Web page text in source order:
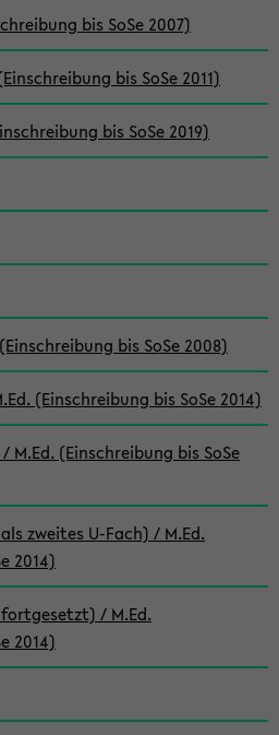
bis SoSe 2007)
bis SoSe 2011)
bis SoSe 2019)
bis SoSe 2008)
(Einschreibung bis SoSe 2014)
M.Ed. (Einschreibung bis SoSe
zweites U-Fach) / M.Ed.
2014)
/ M.Ed.
2014)